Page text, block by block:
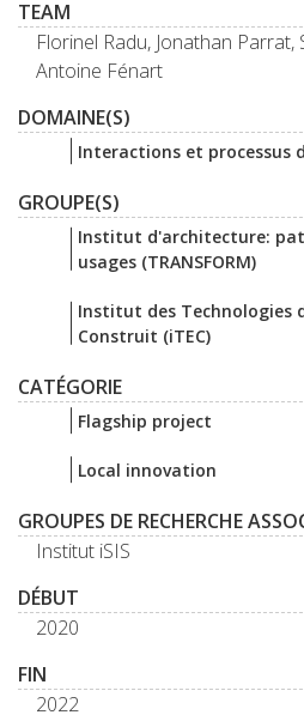
TEAM
Florinel Radu, Jonathan
Antoine Fénart
DOMAINE(S)
Interactions et processus
GROUPE(S)
Institut d'architecture:
usages (TRANSFORM)
Institut des Technologies
Construit (iTEC)
CATÉGORIE
Flagship project
Local innovation
GROUPES DE RECHERCHE
Institut iSIS
DÉBUT
2020
FIN
2022